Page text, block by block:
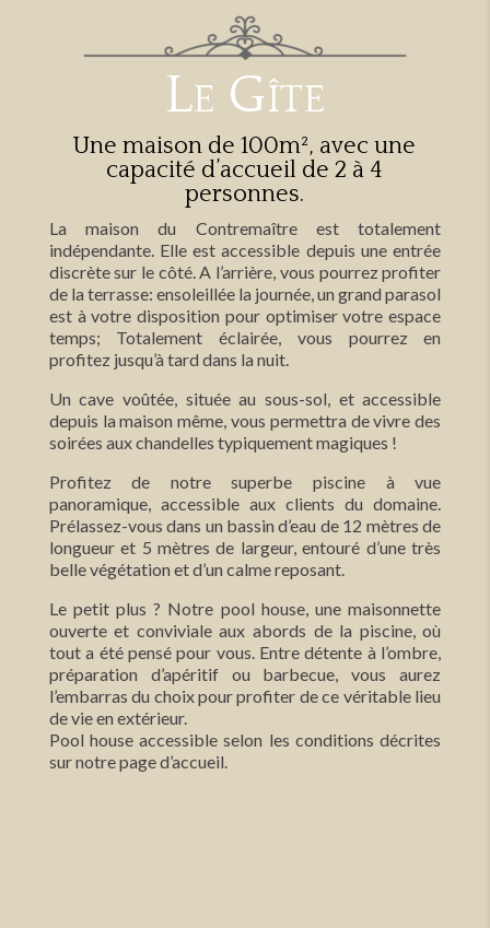
Le Gîte
Une maison de 100m², avec une
capacité d’accueil de 2 à 4
personnes.
La maison du Contremaître est totalement
indépendante. Elle est accessible depuis une entrée
discrète sur le côté. A l’arrière, vous pourrez profiter
de la terrasse: ensoleillée la journée, un grand parasol
est à votre disposition pour optimiser votre espace
temps; Totalement éclairée, vous pourrez en
profitez jusqu’à tard dans la nuit.
Un cave voûtée, située au sous-sol, et accessible
depuis la maison même, vous permettra de vivre des
soirées aux chandelles typiquement magiques !
Profitez de notre superbe piscine à vue
panoramique, accessible aux clients du domaine.
Prélassez-vous dans un bassin d’eau de 12 mètres de
longueur et 5 mètres de largeur, entouré d’une très
belle végétation et d’un calme reposant.
Le petit plus ? Notre pool house, une maisonnette
ouverte et conviviale aux abords de la piscine, où
tout a été pensé pour vous. Entre détente à l’ombre,
préparation d’apéritif ou barbecue, vous aurez
l’embarras du choix pour profiter de ce véritable lieu
de vie en extérieur.
Pool house accessible selon les conditions décrites
sur notre page d’accueil.